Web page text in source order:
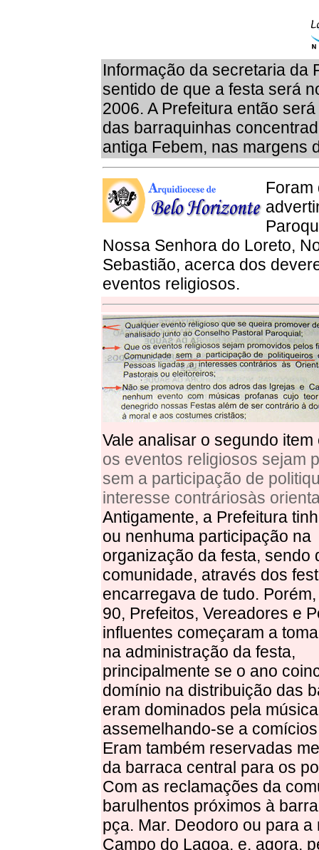
Informação da secretaria da
sentido de que a festa será
2006. A Prefeitura então
das barraquinhas
antiga Febem, nas margens
Foram
Nossa Senhora do Loreto,
Sebastião, acerca dos
eventos religiosos.
Vale analisar o segundo
os eventos religiosos sejam
sem a participação de
interesse contráriosàs
Antigamente, a Prefeitura
ou nenhuma participação na
organização da festa, sendo
comunidade, através dos
encarregava de tudo.
90, Prefeitos, Vereadores e
influentes começaram a
na administração da festa,
principalmente se o ano
domínio na distribuição das
eram dominados pela
assemelhando-se a
Eram também reservadas
da barraca central para os
Com as reclamações da
barulhentos próximos à
pça. Mar. Deodoro ou para
Campo do Lagoa, e, agora,